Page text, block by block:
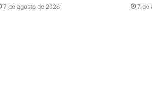
7 de agosto de 2026 7 de